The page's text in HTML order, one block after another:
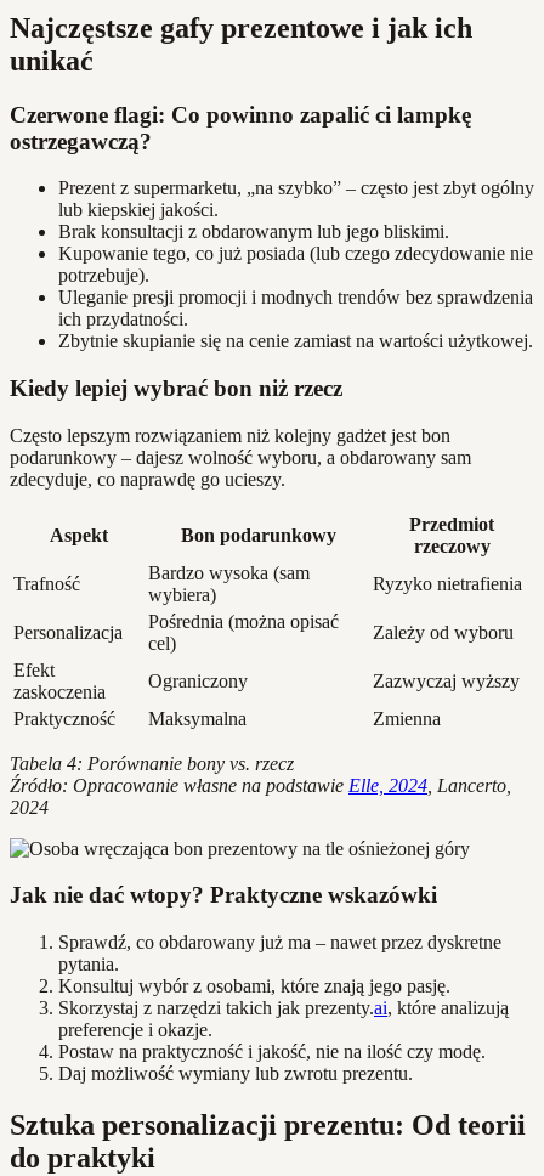
Najczęstsze gafy prezentowe i jak ich
unikać
Czerwone flagi: Co powinno zapalić ci lampkę
ostrzegawczą?
Prezent z supermarketu, „na szybko” – często jest zbyt ogólny
lub kiepskiej jakości.
Brak konsultacji z obdarowanym lub jego bliskimi.
Kupowanie tego, co już posiada (lub czego zdecydowanie nie
potrzebuje).
Uleganie presji promocji i modnych trendów bez sprawdzenia
ich przydatności.
Zbytnie skupianie się na cenie zamiast na wartości użytkowej.
Kiedy lepiej wybrać bon niż rzecz
Często lepszym rozwiązaniem niż kolejny gadżet jest bon
podarunkowy – dajesz wolność wyboru, a obdarowany sam
zdecyduje, co naprawdę go ucieszy.
Aspekt Bon podarunkowy
Przedmiot
rzeczowy
Trafność
Bardzo wysoka (sam
wybiera)
Ryzyko nietrafienia
Personalizacja
Pośrednia (można opisać
cel)
Zależy od wyboru
Efekt
zaskoczenia
Ograniczony
Zazwyczaj wyższy
Praktyczność
Maksymalna Zmienna
Tabela 4: Porównanie bony vs. rzecz
Źródło: Opracowanie własne na podstawie Elle, 2024 , Lancerto,
2024
Jak nie dać wtopy? Praktyczne wskazówki
Sprawdź, co obdarowany już ma – nawet przez dyskretne
pytania.
Konsultuj wybór z osobami, które znają jego pasję.
Skorzystaj z narzędzi takich jak prezenty.ai, które analizują
preferencje i okazje.
Postaw na praktyczność i jakość, nie na ilość czy modę.
Daj możliwość wymiany lub zwrotu prezentu.
Sztuka personalizacji prezentu: Od teorii
do praktyki